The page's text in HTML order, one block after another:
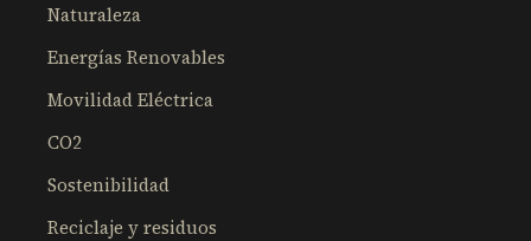
Naturaleza
Energías Renovables
Movilidad Eléctrica
CO2
Sostenibilidad
Reciclaje y residuos